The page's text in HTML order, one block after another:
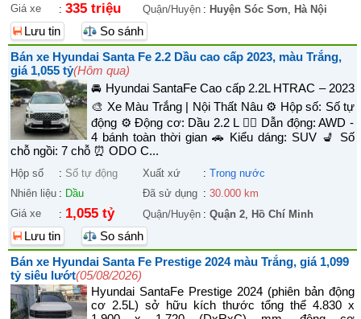
Giá xe
: 335 triệu Quận/Huyện : Huyện Sóc Sơn, Hà Nội
Lưu tin
So sánh
Bán xe Hyundai Santa Fe 2.2 Dầu cao cấp 2023, màu Trắng,
giá 1,055 tỷ(Hôm qua)
🚘 Hyundai SantaFe Cao cấp 2.2L HTRAC – 2023
🎨 Xe Màu Trắng | Nội Thất Nâu ⚙️ Hộp số: Số tự
động ⚙️ Động cơ: Dầu 2.2 L 🚴‍♀️ Dẫn động: AWD -
4 bánh toàn thời gian 🚗 Kiểu dáng: SUV 💺 Số
chỗ ngồi: 7 chỗ ⏰ ODO C...
Hộp số : Số tự động Xuất xứ : Trong nước
Nhiên liệu : Dầu Đã sử dụng : 30.000 km
Giá xe
: 1,055 tỷ Quận/Huyện : Quận 2, Hồ Chí Minh
Lưu tin
So sánh
Bán xe Hyundai Santa Fe Prestige 2024 màu Trắng, giá 1,099
tỷ siêu lướt(05/08/2026)
Hyundai SantaFe Prestige 2024 (phiên bản động
cơ 2.5L) sở hữu kích thước tổng thể 4.830 x